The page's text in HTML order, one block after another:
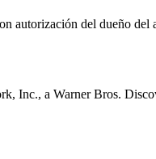
autorización del dueño
Inc., a Warner Bros.